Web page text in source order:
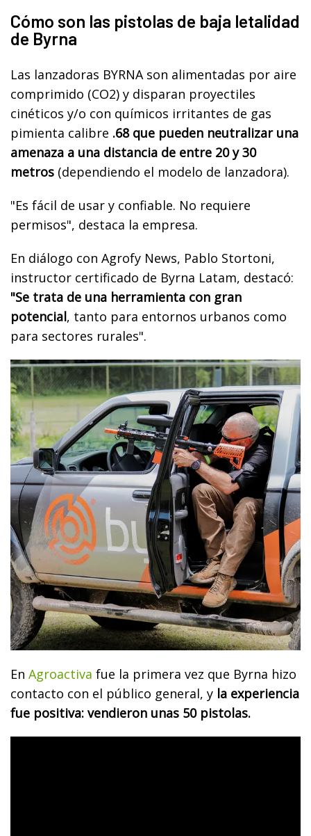
Cómo son las pistolas de baja letalidad
de Byrna
Las lanzadoras BYRNA son alimentadas por aire
comprimido (CO2) y disparan proyectiles
cinéticos y/o con químicos irritantes de gas
pimienta calibre .68 que pueden neutralizar una
amenaza a una distancia de entre 20 y 30
metros (dependiendo el modelo de lanzadora).
"Es fácil de usar y confiable. No requiere
permisos", destaca la empresa.
En diálogo con Agrofy News, Pablo Stortoni,
instructor certificado de Byrna Latam, destacó:
"Se trata de una herramienta con gran
potencial, tanto para entornos urbanos como
para sectores rurales".
En Agroactiva fue la primera vez que Byrna hizo
contacto con el público general, y la experiencia
fue positiva: vendieron unas 50 pistolas.